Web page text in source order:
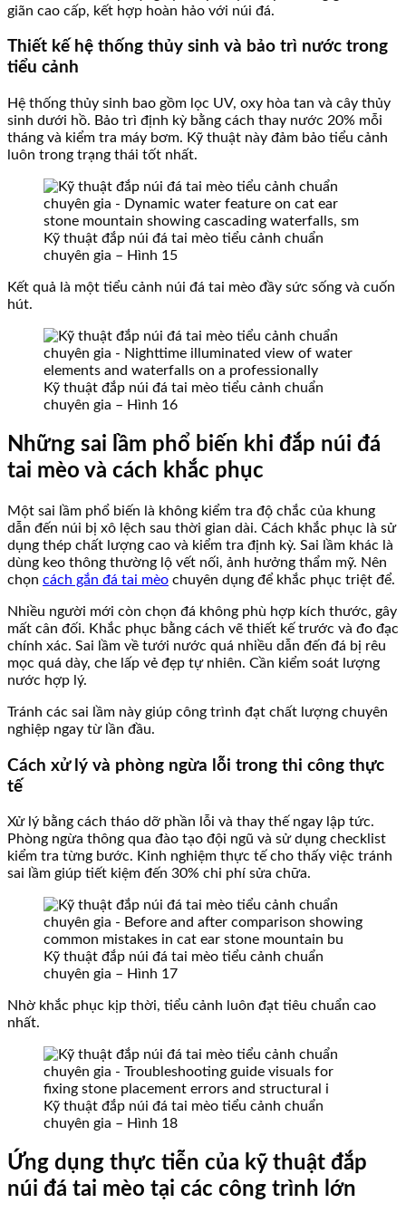
giãn cao cấp, kết hợp hoàn hảo với núi đá.
Thiết kế hệ thống thủy sinh và bảo trì nước trong
tiểu cảnh
Hệ thống thủy sinh bao gồm lọc UV, oxy hòa tan và cây thủy
sinh dưới hồ. Bảo trì định kỳ bằng cách thay nước 20% mỗi
tháng và kiểm tra máy bơm. Kỹ thuật này đảm bảo tiểu cảnh
luôn trong trạng thái tốt nhất.
Kỹ thuật đắp núi đá tai mèo tiểu cảnh chuẩn
chuyên gia – Hình 15
Kết quả là một tiểu cảnh núi đá tai mèo đầy sức sống và cuốn
hút.
Kỹ thuật đắp núi đá tai mèo tiểu cảnh chuẩn
chuyên gia – Hình 16
Những sai lầm phổ biến khi đắp núi đá
tai mèo và cách khắc phục
Một sai lầm phổ biến là không kiểm tra độ chắc của khung
dẫn đến núi bị xô lệch sau thời gian dài. Cách khắc phục là sử
dụng thép chất lượng cao và kiểm tra định kỳ. Sai lầm khác là
dùng keo thông thường lộ vết nối, ảnh hưởng thẩm mỹ. Nên
chọn cách gắn đá tai mèo chuyên dụng để khắc phục triệt để.
Nhiều người mới còn chọn đá không phù hợp kích thước, gây
mất cân đối. Khắc phục bằng cách vẽ thiết kế trước và đo đạc
chính xác. Sai lầm về tưới nước quá nhiều dẫn đến đá bị rêu
mọc quá dày, che lấp vẻ đẹp tự nhiên. Cần kiểm soát lượng
nước hợp lý.
Tránh các sai lầm này giúp công trình đạt chất lượng chuyên
nghiệp ngay từ lần đầu.
Cách xử lý và phòng ngừa lỗi trong thi công thực
tế
Xử lý bằng cách tháo dỡ phần lỗi và thay thế ngay lập tức.
Phòng ngừa thông qua đào tạo đội ngũ và sử dụng checklist
kiểm tra từng bước. Kinh nghiệm thực tế cho thấy việc tránh
sai lầm giúp tiết kiệm đến 30% chi phí sửa chữa.
Kỹ thuật đắp núi đá tai mèo tiểu cảnh chuẩn
chuyên gia – Hình 17
Nhờ khắc phục kịp thời, tiểu cảnh luôn đạt tiêu chuẩn cao
nhất.
Kỹ thuật đắp núi đá tai mèo tiểu cảnh chuẩn
chuyên gia – Hình 18
Ứng dụng thực tiễn của kỹ thuật đắp
núi đá tai mèo tại các công trình lớn